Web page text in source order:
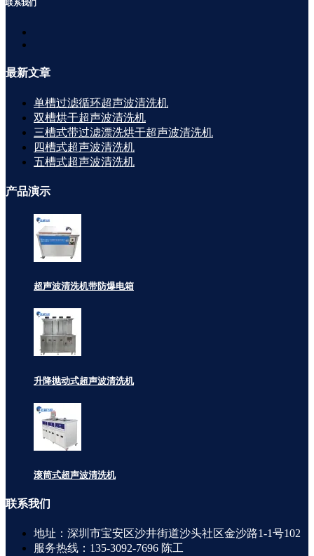
联系我们
最新文章
单槽过滤循环超声波清洗机
双槽烘干超声波清洗机
三槽式带过滤漂洗烘干超声波清洗机
四槽式超声波清洗机
五槽式超声波清洗机
产品演示
超声波清洗机带防爆电箱
升降抛动式超声波清洗机
滚筒式超声波清洗机
联系我们
地址：深圳市宝安区沙井街道沙头社区金沙路1-1号102
服务热线：135-3092-7696 陈工